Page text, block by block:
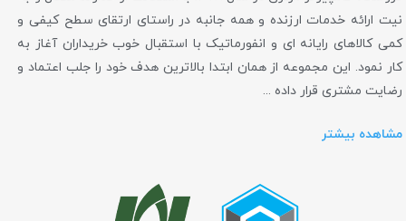
نیت ارائه خدمات ارزنده و همه جانبه در راستای ارتقای سطح کیفی و
کمی کالاهای رایانه ای و انفورماتیک با استقبال خوب خریداران آغاز به
کار نمود. این مجموعه از همان ابتدا بالاترین هدف خود را جلب اعتماد و
رضایت مشتری قرار داده ...
مشاهده بیشتر